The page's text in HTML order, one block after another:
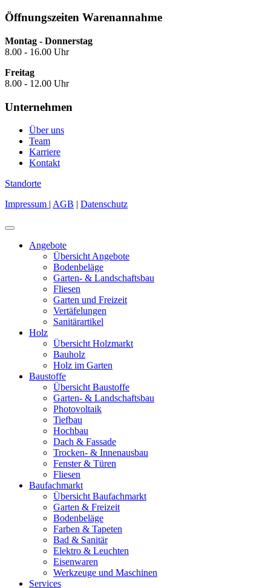
Öffnungszeiten Warenannahme
Montag - Donnerstag
8.00 - 16.00 Uhr
Freitag
8.00 - 12.00 Uhr
Unternehmen
Über uns
Team
Karriere
Kontakt
Standorte
Impressum | AGB | Datenschutz
Angebote
Übersicht Angebote
Bodenbeläge
Garten- & Landschaftsbau
Fliesen
Garten und Freizeit
Vertäfelungen
Sanitärartikel
Holz
Übersicht Holzmarkt
Bauholz
Holz im Garten
Baustoffe
Übersicht Baustoffe
Garten- & Landschaftsbau
Photovoltaik
Tiefbau
Hochbau
Dach & Fassade
Trocken- & Innenausbau
Fenster & Türen
Fliesen
Baufachmarkt
Übersicht Baufachmarkt
Garten & Freizeit
Bodenbeläge
Farben & Tapeten
Bad & Sanitär
Elektro & Leuchten
Eisenwaren
Werkzeuge und Maschinen
Services